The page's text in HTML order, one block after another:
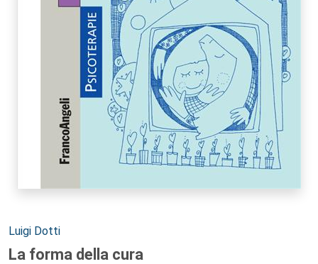
Autori:
Luigi Dotti
La forma della cura